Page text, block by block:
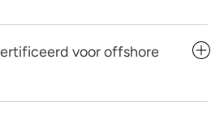
voor offshore